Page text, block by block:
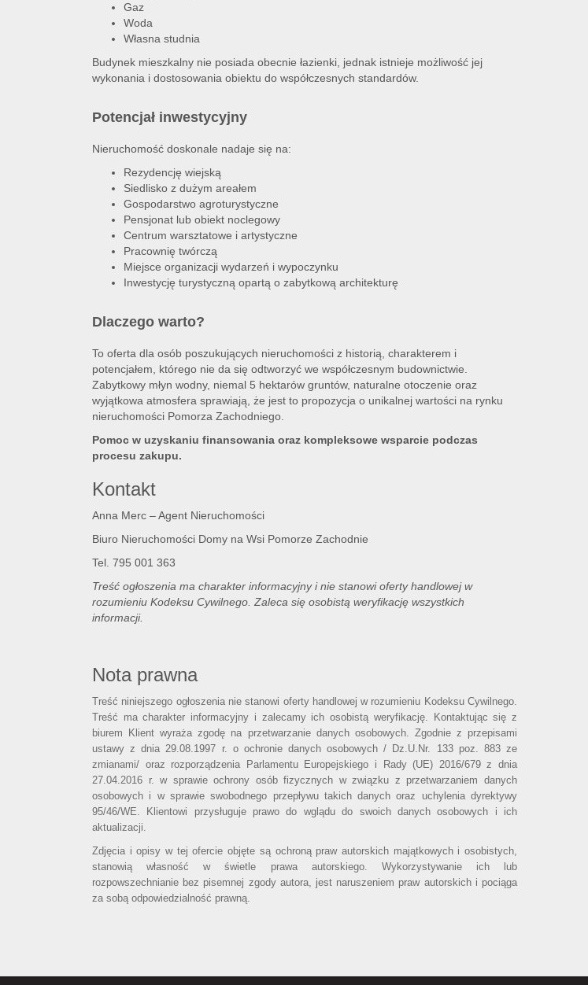
Gaz
Woda
Własna studnia
Budynek mieszkalny nie posiada obecnie łazienki, jednak istnieje możliwość jej
wykonania i dostosowania obiektu do współczesnych standardów.
Potencjał inwestycyjny
Nieruchomość doskonale nadaje się na:
Rezydencję wiejską
Siedlisko z dużym areałem
Gospodarstwo agroturystyczne
Pensjonat lub obiekt noclegowy
Centrum warsztatowe i artystyczne
Pracownię twórczą
Miejsce organizacji wydarzeń i wypoczynku
Inwestycję turystyczną opartą o zabytkową architekturę
Dlaczego warto?
To oferta dla osób poszukujących nieruchomości z historią, charakterem i
potencjałem, którego nie da się odtworzyć we współczesnym budownictwie.
Zabytkowy młyn wodny, niemal 5 hektarów gruntów, naturalne otoczenie oraz
wyjątkowa atmosfera sprawiają, że jest to propozycja o unikalnej wartości na rynku
nieruchomości Pomorza Zachodniego.
Pomoc w uzyskaniu finansowania oraz kompleksowe wsparcie podczas
procesu zakupu.
Kontakt
Anna Merc – Agent Nieruchomości
Biuro Nieruchomości Domy na Wsi Pomorze Zachodnie
Tel. 795 001 363
Treść ogłoszenia ma charakter informacyjny i nie stanowi oferty handlowej w
rozumieniu Kodeksu Cywilnego. Zaleca się osobistą weryfikację wszystkich
informacji.
Nota prawna
Treść niniejszego ogłoszenia nie stanowi oferty handlowej w rozumieniu Kodeksu Cywilnego.
Treść ma charakter informacyjny i zalecamy ich osobistą weryfikację. Kontaktując się z
biurem Klient wyraża zgodę na przetwarzanie danych osobowych. Zgodnie z przepisami
ustawy z dnia 29.08.1997 r. o ochronie danych osobowych / Dz.U.Nr. 133 poz. 883 ze
zmianami/ oraz rozporządzenia Parlamentu Europejskiego i Rady (UE) 2016/679 z dnia
27.04.2016 r. w sprawie ochrony osób fizycznych w związku z przetwarzaniem danych
osobowych i w sprawie swobodnego przepływu takich danych oraz uchylenia dyrektywy
95/46/WE. Klientowi przysługuje prawo do wglądu do swoich danych osobowych i ich
aktualizacji.
Zdjęcia i opisy w tej ofercie objęte są ochroną praw autorskich majątkowych i osobistych,
stanowią własność w świetle prawa autorskiego. Wykorzystywanie ich lub
rozpowszechnianie bez pisemnej zgody autora, jest naruszeniem praw autorskich i pociąga
za sobą odpowiedzialność prawną.